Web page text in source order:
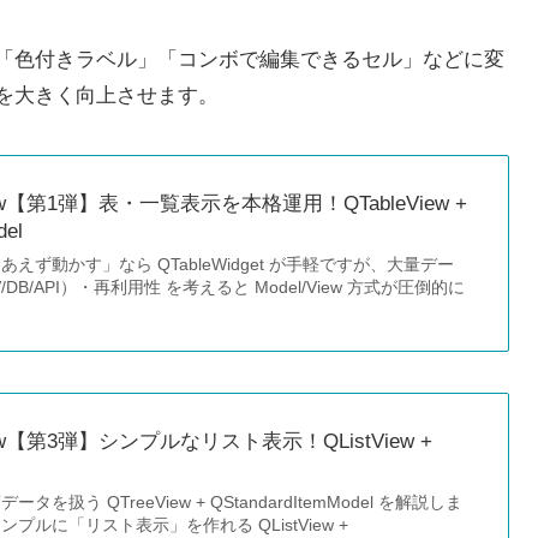
色付きラベル」「コンボで編集できるセル」などに変
きく向上させます。
第1弾】表・一覧表示を本格運用！QTableView +
えず動かす」なら QTableWidget が手軽ですが、大量デー
API）・再利用性 を考えると Model/View 方式が圧倒的に
【第3弾】シンプルなリスト表示！QListView +
ータを扱う QTreeView + QStandardItemModel を解説しま
プルに「リスト表示」を作れる QListView +